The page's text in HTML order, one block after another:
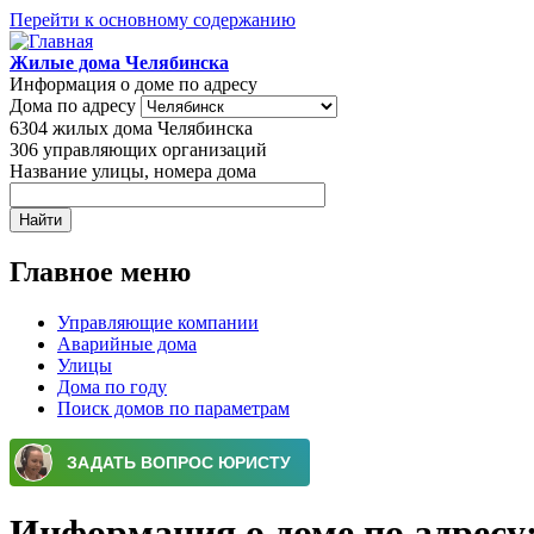
Перейти к основному содержанию
Жилые дома Челябинска
Информация о доме по адресу
Дома по адресу
6304 жилых дома Челябинска
306 управляющих организаций
Название улицы, номера дома
Главное меню
Управляющие компании
Аварийные дома
Улицы
Дома по году
Поиск домов по параметрам